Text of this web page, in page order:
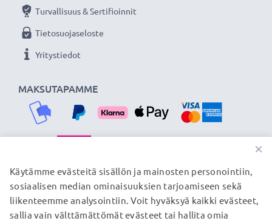
MAKSUTAPAMME
Turvallisuus & Sertifioinnit
Tietosuojaseloste
Yritystiedot
TOIMITUSKUMPPANIMME
© subtel.fi 2026
×
Käytämme evästeitä sisällön ja mainosten personointiin,
sosiaalisen median ominaisuuksien tarjoamiseen sekä
liikenteemme analysointiin. Voit hyväksyä kaikki evästeet,
sallia vain välttämättömät evästeet tai hallita omia